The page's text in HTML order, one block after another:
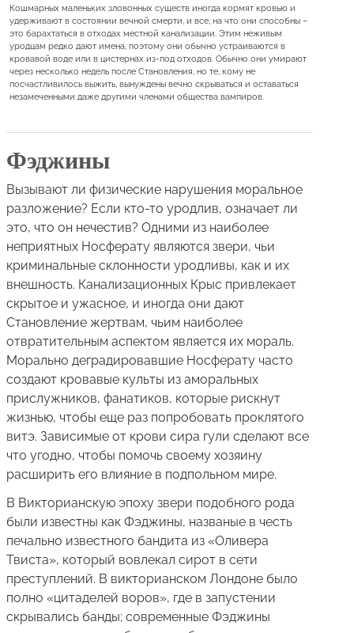
Кошмарных маленьких зловонных существ иногда кормят кровью и
удерживают в состоянии вечной смерти, и все, на что они способны –
это барахтаться в отходах местной канализации. Этим неживым
уродцам редко дают имена, поэтому они обычно устраиваются в
кровавой воде или в цистернах из-под отходов. Обычно они умирают
через несколько недель после Становления, но те, кому не
посчастливилось выжить, вынуждены вечно скрываться и оставаться
незамеченными даже другими членами общества вампиров.
Фэджины
Вызывают ли физические нарушения моральное
разложение? Если кто-то уродлив, означает ли
это, что он нечестив? Одними из наиболее
неприятных Носферату являются звери, чьи
криминальные склонности уродливы, как и их
внешность. Канализационных Крыс привлекает
скрытое и ужасное, и иногда они дают
Становление жертвам, чьим наиболее
отвратительным аспектом является их мораль.
Морально деградировавшие Носферату часто
создают кровавые культы из аморальных
прислужников, фанатиков, которые рискнут
жизнью, чтобы еще раз попробовать проклятого
витэ. Зависимые от крови сира гули сделают все
что угодно, чтобы помочь своему хозяину
расширить его влияние в подпольном мире.
В Викторианскую эпоху звери подобного рода
были известны как Фэджины, названые в честь
печально известного бандита из «Оливера
Твиста», который вовлекал сирот в сети
преступлений. В викторианском Лондоне было
полно «цитаделей воров», где в запустении
скрывались банды; современные Фэджины